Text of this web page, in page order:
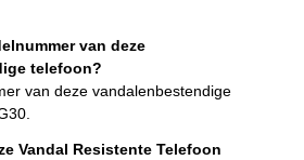
van deze
telefoon?
van deze vandalenbestendige
Vandal Resistente Telefoon